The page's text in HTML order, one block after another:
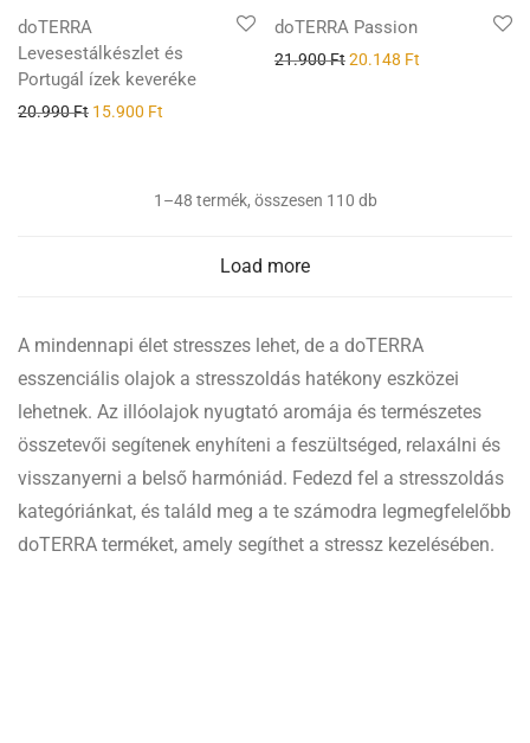
doTERRA
Levesestálkészlet és
Portugál ízek keveréke
20.990Ft 15.900 Ft
doTERRA Passion
21.900Ft20.148 Ft
1–48 termék, összesen 110 db
Load more
A mindennapi élet stresszes lehet, de a doTERRA
esszenciális olajok a stresszoldás hatékony eszközei
lehetnek. Az illóolajok nyugtató aromája és természetes
összetevői segítenek enyhíteni a feszültséged, relaxálni és
visszanyerni a belső harmóniád. Fedezd fel a stresszoldás
kategóriánkat, és találd meg a te számodra legmegfelelőbb
doTERRA terméket, amely segíthet a stressz kezelésében.